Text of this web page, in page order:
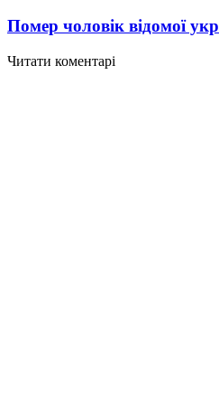
Помер чоловік відомої
Читати коментарі